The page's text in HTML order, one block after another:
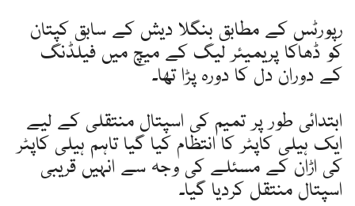
رپورٹس کے مطابق بنگلا دیش کے سابق کپتان
کو ڈھاکا پریمیئر لیگ کے میچ میں فیلڈنگ
کے دوران دل کا دورہ پڑا تھا۔
ابتدائی طور پر تمیم کی اسپتال منتقلی کے لیے
ایک ہیلی کاپٹر کا انتظام کیا گیا تاہم ہیلی کاپٹر
کی اڑان کے مسئلے کی وجہ سے انہیں قریبی
اسپتال منتقل کردیا گیا۔